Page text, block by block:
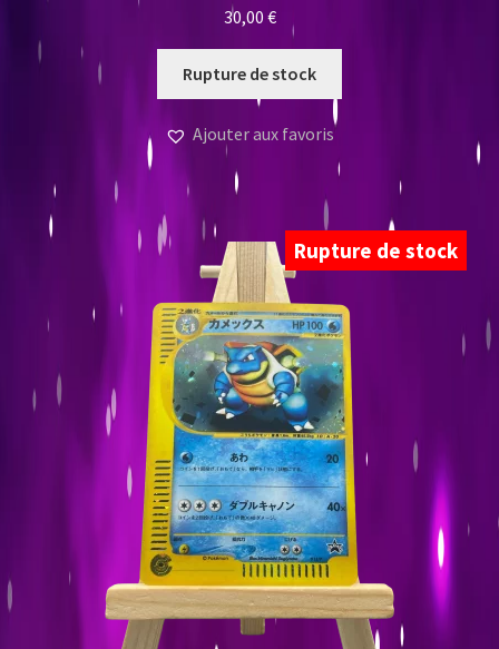
30,00 €
Rupture de stock
Ajouter aux favoris
Rupture de stock